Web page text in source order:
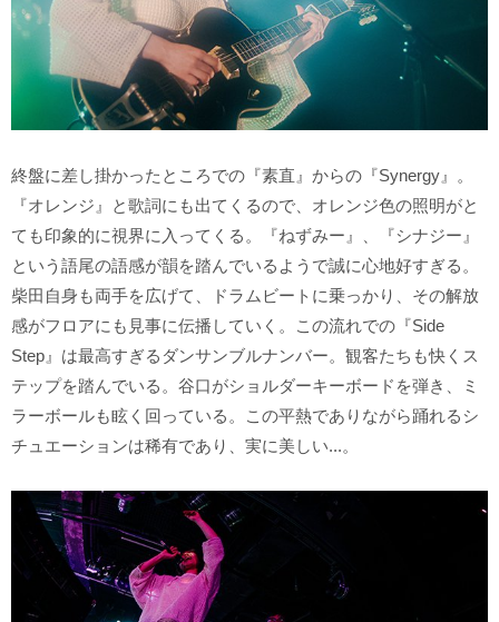
終盤に差し掛かったところでの『素直』からの『Synergy』。
『オレンジ』と歌詞にも出てくるので、オレンジ色の照明がと
ても印象的に視界に入ってくる。『ねずみー』、『シナジー』
という語尾の語感が韻を踏んでいるようで誠に心地好すぎる。
柴田自身も両手を広げて、ドラムビートに乗っかり、その解放
感がフロアにも見事に伝播していく。この流れでの『Side
Step』は最高すぎるダンサンブルナンバー。観客たちも快くス
テップを踏んでいる。谷口がショルダーキーボードを弾き、ミ
ラーボールも眩く回っている。この平熱でありながら踊れるシ
チュエーションは稀有であり、実に美しい...。